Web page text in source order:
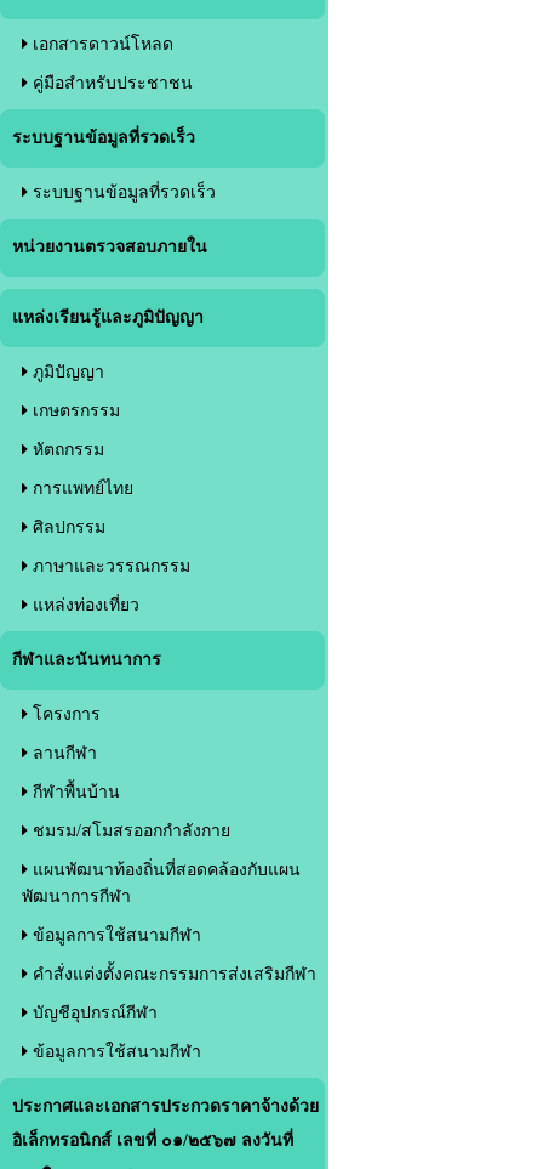
เอกสารดาวน์โหลด
คู่มือสำหรับประชาชน
ระบบฐานข้อมูลที่รวดเร็ว
ระบบฐานข้อมูลที่รวดเร็ว
หน่วยงานตรวจสอบภายใน
แหล่งเรียนรู้และภูมิปัญญา
ภูมิปัญญา
เกษตรกรรม
หัตถกรรม
การแพทย์ไทย
ศิลปกรรม
ภาษาและวรรณกรรม
แหล่งท่องเที่ยว
กีฬาและนันทนาการ
โครงการ
ลานกีฬา
กีฬาพื้นบ้าน
ชมรม/สโมสรออกกำลังกาย
แผนพัฒนาท้องถิ่นที่สอดคล้องกับแผน
พัฒนาการกีฬา
ข้อมูลการใช้สนามกีฬา
คำสั่งแต่งตั้งคณะกรรมการส่งเสริมกีฬา
บัญชีอุปกรณ์กีฬา
ข้อมูลการใช้สนามกีฬา
ประกาศและเอกสารประกวดราคาจ้างด้วย
อิเล็กทรอนิกส์ เลขที่ ๐๑/๒๕๖๗ ลงวันที่